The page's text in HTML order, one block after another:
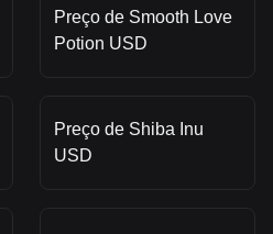
Preço de Smooth Love
Potion USD
Preço de Shiba Inu
USD